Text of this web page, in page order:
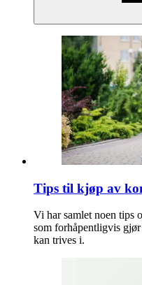
Tips til kjøp av
Vi har samlet noen tips
som forhåpentligvis
kan trives i.